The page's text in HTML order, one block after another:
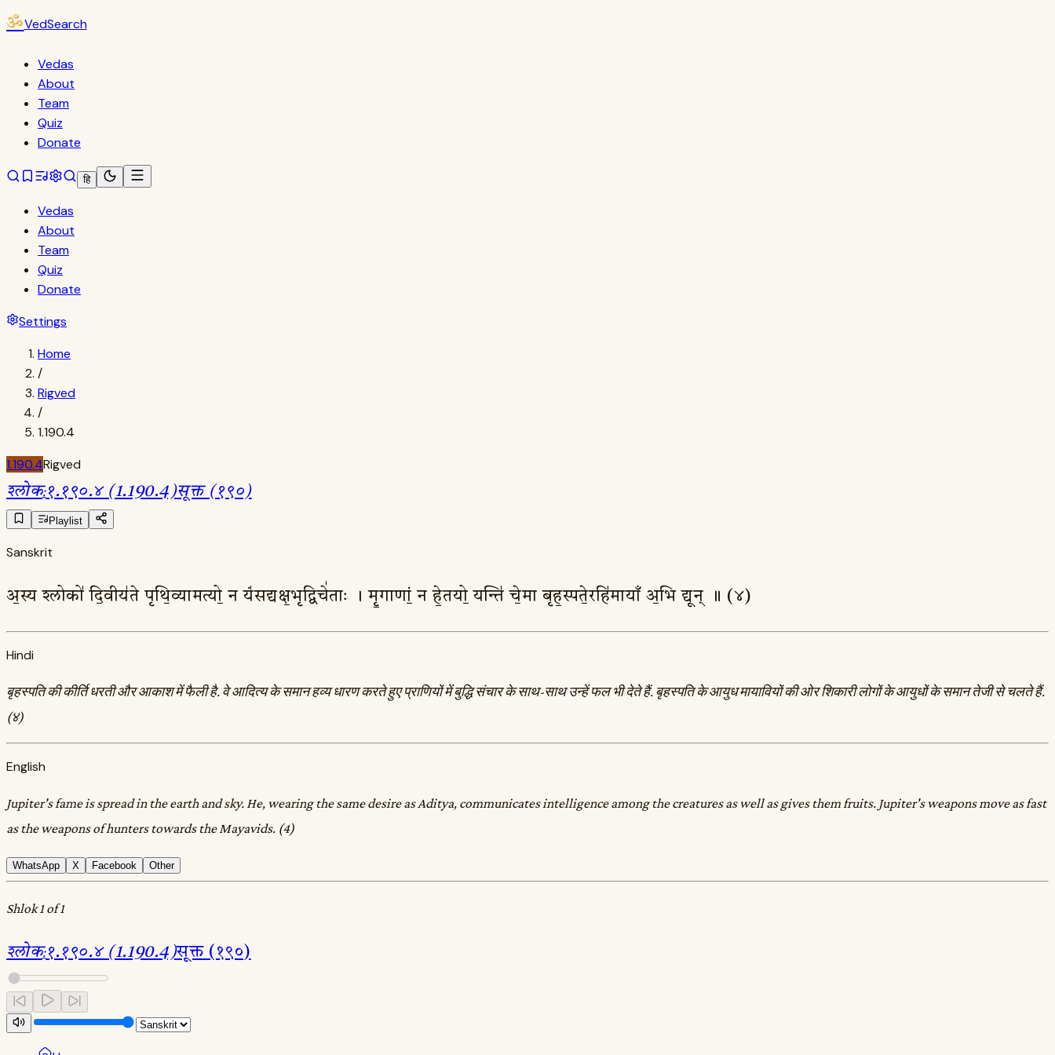
ॐVedSearch
Vedas
About
Team
Quiz
Donate
हि
Vedas
About
Team
Quiz
Donate
Settings
Home
/
Rigved
/
1.190.4
1.190.4Rigved
श्लोक:१.१९०.४ (1.190.4)सूक्त (१९०)
Playlist
Sanskrit
अ॒स्य श्लोको॑ दि॒वीय॑ते पृथि॒व्यामत्यो॒ न यं॑सद्यक्ष॒भृद्विचे॑ताः । मृ॒गाणां॒ न हे॒तयो॒ यन्ति॑ चे॒मा बृह॒स्पते॒रहि॑मायाँ अ॒भि द्यून् ॥ (४)
Hindi
बृहस्पति की कीर्ति धरती और आकाश में फैली है. वे आदित्य के समान हव्य धारण करते हुए प्राणियों में बुद्धि संचार के साथ-साथ उन्हें फल भी देते हैं. बृहस्पति के आयुध मायावियों की ओर शिकारी लोगों के आयुधों के समान तेजी से चलते हैं.
(४)
English
Jupiter's fame is spread in the earth and sky. He, wearing the same desire as Aditya, communicates intelligence among the creatures as well as gives them fruits. Jupiter's weapons move as fast
as the weapons of hunters towards the Mayavids. (4)
WhatsApp X Facebook Other
Shlok 1 of 1
श्लोक:१.१९०.४ (1.190.4)सूक्त (१९०)